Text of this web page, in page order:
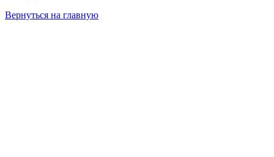
Вернуться на главную